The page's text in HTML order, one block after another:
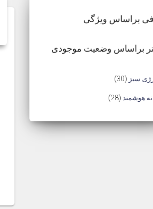
براساس ویژگی
براساس وضعیت موجودی
سبز 30
3
0
ح
هوشمند 28
2
م